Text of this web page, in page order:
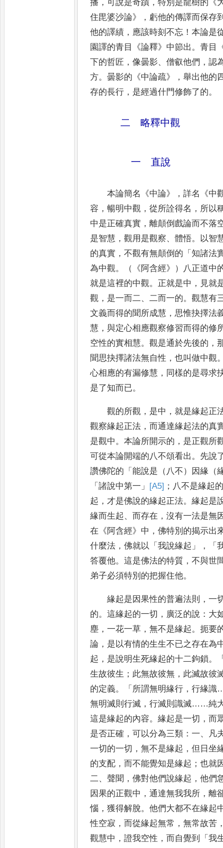
播 ， 可說是奇蹟 ，特別是龍樹的 《
住毘婆沙論》 ， 虧他的傳譯而保存
他的譯績 ， 應該時刻不忘 ！本論是
園譯的青目
《論釋》 中節出。青目
下的哲匠 ，像曇影、僧叡他們 ，認
方。曇影的 《中論疏》 ，舉出他的
存的長行 ， 是經過什門修飾了的。
二 略釋中觀
一 直說
本論簡名 《中論》 ，詳名 《中
容 ，暢明中觀 ，從所詮得名 ， 所以
中是正確真實 ，離顛倒戲論而不落
是智慧 ，觀用是觀察、體悟。 以智
的真實 ，不觀有無顛倒的 「知諸法
為中觀。 （ 《阿含經》 ）八正道中
就是這裡的中觀。 正就是中 ， 見就
觀 ， 是一而二、二而一的。觀慧有
文義而得的聞所成慧 ，思惟抉擇法
慧 ，與定心相應觀察修習而得的修
空性的實相慧。觀是通於先後的 ，
聞思抉擇諸法無自性 ，也叫做中觀
心相應的有漏修慧 ， 同樣的是尋求
是了知而已。
觀的所觀 ， 是中 ，就是緣起正
觀察緣起正法 ，而通達緣起法的真
是觀中。本論所開示的 ， 是正觀所
可從本論開端的八不頌看出。 先說
讚佛陀的 「能說是（八不）因緣（
「諸說中第一 」 [A5] ； 八不是緣起
起 ，才是佛說的緣起正法。緣起是
緣而生起、而存在 ，沒有一法是無
在 《阿含經》 中 ，佛特別的揭示出
什麼法 ，佛就以 「我說緣起 」 ， 「
答覆他。這是佛法的特質 ，不與世
弟子必須特別的把握住他。
緣起是因果性的普遍法則 ，一
的。這緣起的一切 ， 廣泛的說 ： 大
塵 ，一花一草 ，無不是緣起。扼要
論 ， 是以有情的生生不已之存在為
起 ， 是說明生死緣起的十二鉤鎖。
生故彼生 ； 此無故彼無 ， 此滅故彼
的定義。 「 所謂無明緣行 ，行緣識
無明滅則行滅 ，行滅則識滅……純
這是緣起的內容。緣起是一切 ，而
是否正確 ，可以分為三類 ：一、
凡
一切的一切 ，無不是緣起 ，但日坐
的支配 ，而不能覺知是緣起 ；也就
二、聲聞 ，佛對他們說緣起 ，他們
因果的正觀中 ，通達無我我所 ，離
惱 ，獲得解脫。他們大都不在緣起
性空寂 ，而從緣起無常 ，無常故苦
觀慧中 ，證我空性 ，而自覺到 「我